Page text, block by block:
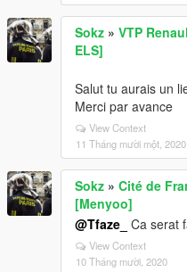
Sokz » VTP
ELS]
Salut tu aurais un
Merci par avance
View Context
11 Tháng mười một, 2020
Sokz » Cité de
[Menyoo]
@Tfaze_ Ca serat
View Context
10 Tháng mười, 2020